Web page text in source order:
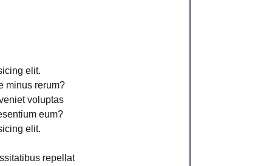
elit.
minus rerum?
voluptas
eum?
elit.
repellat